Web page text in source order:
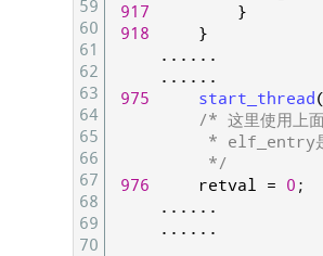
59
60
61
62
63
64
65
66
67
68
69
70
917
}
918
}
. . . . . .
. . . . . .
975
start_thread (
/* 这里使用上
* elf_entry是
*/
976
retval = 0 ;
. . . . . .
. . . . . .